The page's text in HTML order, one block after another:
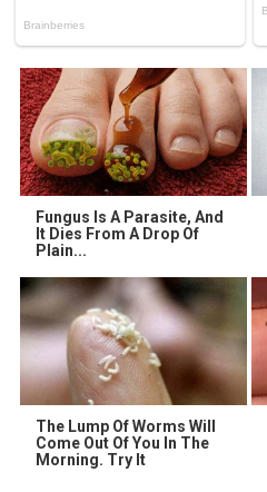
Fungus Is A Parasite, And
It Dies From A Drop Of
Plain...
The Lump Of Worms Will
Come Out Of You In The
Morning. Try It